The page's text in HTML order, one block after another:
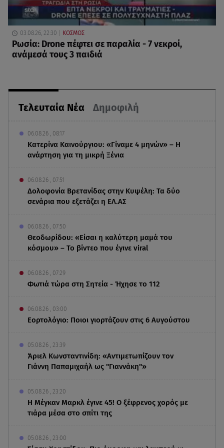
Τελευταία Νέα Δημοφιλή
06.08.26 , 08:17
Κατερίνα Καινούργιου: «Γίναμε 4 μηνών» – Η
ανάρτηση για τη μικρή Ξένια
06.08.26 , 07:51
Δολοφονία Βρετανίδας στην Κυψέλη: Τα δύο
σενάρια που εξετάζει η ΕΛ.ΑΣ
06.08.26 , 07:50
Θεοδωρίδου: «Είσαι η καλύτερη μαμά του
κόσμου» – Το βίντεο που έγινε viral
06.08.26 , 07:29
Φωτιά τώρα στη Σητεία - Ήχησε το 112
06.08.26 , 03:00
Εορτολόγιο: Ποιοι γιορτάζουν στις 6 Αυγούστου
05.08.26 , 23:39
Άριελ Κωνσταντινίδη: «Αντιμετωπίζουν τον
Γιάννη Παπαμιχαήλ ως "Γιαννάκη"»
05.08.26 , 23:20
Η Μέγκαν Μαρκλ έγινε 45! Ο ξέφρενος χορός με
τιάρα μέσα στο σπίτι της
05.08.26 , 23:00
03.08.26, 22:30 ΚΟΣΜΟΣ
Ρωσία: Drone πέφτει σε παραλία - 7 νεκροί,
ανάμεσά τους 3 παιδιά